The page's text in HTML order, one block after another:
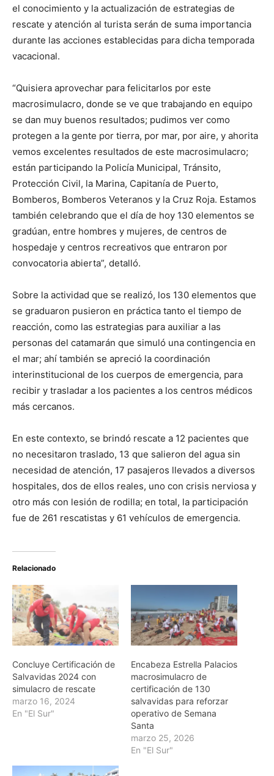
el conocimiento y la actualización de estrategias de
rescate y atención al turista serán de suma importancia
durante las acciones establecidas para dicha temporada
vacacional.
“Quisiera aprovechar para felicitarlos por este
macrosimulacro, donde se ve que trabajando en equipo
se dan muy buenos resultados; pudimos ver como
protegen a la gente por tierra, por mar, por aire, y ahorita
vemos excelentes resultados de este macrosimulacro;
están participando la Policía Municipal, Tránsito,
Protección Civil, la Marina, Capitanía de Puerto,
Bomberos, Bomberos Veteranos y la Cruz Roja. Estamos
también celebrando que el día de hoy 130 elementos se
gradúan, entre hombres y mujeres, de centros de
hospedaje y centros recreativos que entraron por
convocatoria abierta”, detalló.
Sobre la actividad que se realizó, los 130 elementos que
se graduaron pusieron en práctica tanto el tiempo de
reacción, como las estrategias para auxiliar a las
personas del catamarán que simuló una contingencia en
el mar; ahí también se apreció la coordinación
interinstitucional de los cuerpos de emergencia, para
recibir y trasladar a los pacientes a los centros médicos
más cercanos.
En este contexto, se brindó rescate a 12 pacientes que
no necesitaron traslado, 13 que salieron del agua sin
necesidad de atención, 17 pasajeros llevados a diversos
hospitales, dos de ellos reales, uno con crisis nerviosa y
otro más con lesión de rodilla; en total, la participación
fue de 261 rescatistas y 61 vehículos de emergencia.
Relacionado
Concluye Certificación de
Salvavidas 2024 con
simulacro de rescate
marzo 16, 2024
En "El Sur"
Encabeza Estrella Palacios
macrosimulacro de
certificación de 130
salvavidas para reforzar
operativo de Semana
Santa
marzo 25, 2026
En "El Sur"